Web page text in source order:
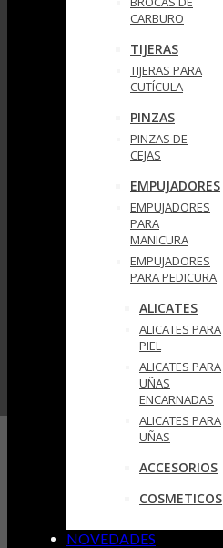
CARBURO
TIJERAS
TIJERAS PARA
CUTÍCULA
PINZAS
PINZAS DE
CEJAS
EMPUJADORES
EMPUJADORES
PARA
MANICURA
EMPUJADORES
PARA PEDICURA
ALICATES
ALICATES PARA
PIEL
ALICATES PARA
UÑAS
ENCARNADAS
ALICATES PARA
UÑAS
ACCESORIOS
COSMETICOS
NOVEDADES